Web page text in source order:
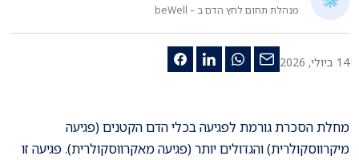
מנהלת תחום לחץ הדם ב – beWell
14 ביולי, 2026
מחלת הסכרת גורמת לפגיעה בכלי הדם הקטנים (פגיעה
מיקרווסקולרית) והגדולים יותר (פגיעה מאקרווסקולרית). פגיעה זו